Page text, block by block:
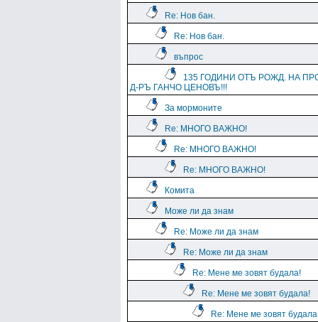
Re: Нов бан.
Re: Нов бан.
въпрос
135 ГОДИНИ ОТЪ РОЖД. НА
Д-РЪ ГАНЧО ЦЕНОВЪ!!!
За мормоните
Re: МНОГО ВАЖНО!
Re: МНОГО ВАЖНО!
Re: МНОГО ВАЖНО!
Комита
Може ли да знам
Re: Може ли да знам
Re: Може ли да знам
Re: Мене ме зовят будала!
Re: Мене ме зовят будала!
Re: Мене ме зовят